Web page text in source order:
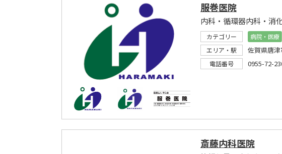
服巻医院
カテゴリー 病院・医療
エリア・駅
佐賀県唐
電話番号 0955-72-
斎藤内科医院